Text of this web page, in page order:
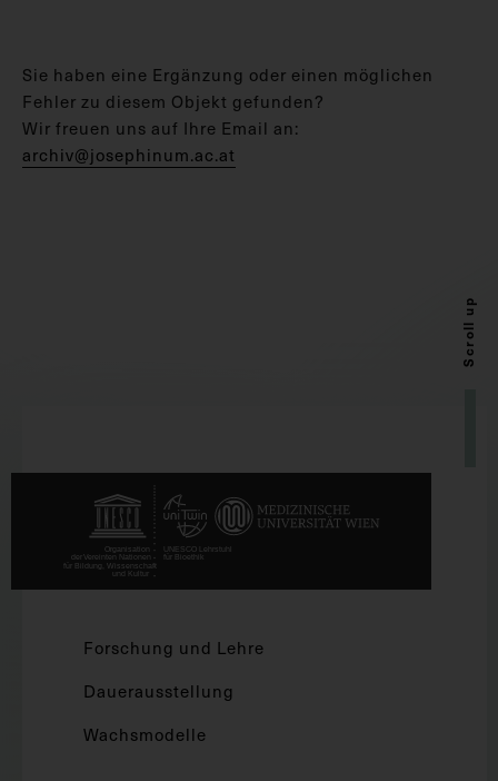
Sie haben eine Ergänzung oder einen möglichen
Fehler zu diesem Objekt gefunden?
Wir freuen uns auf Ihre Email an:
archiv@josephinum.ac.at
Scroll up
Forschung und Lehre
Dauerausstellung
Wachsmodelle